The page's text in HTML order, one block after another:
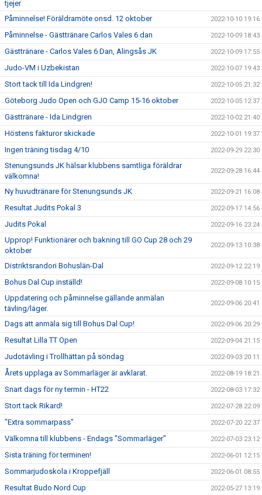
tjejer
Påminnelse! Föräldramöte onsd. 12 oktober 2022-10-10 19:16
Påminnelse - Gästtränare Carlos Vales 6 dan 2022-10-09 18:43
Gästtränare - Carlos Vales 6 Dan, Alingsås JK 2022-10-09 17:55
Judo-VM i Uzbekistan 2022-10-07 19:43
Stort tack till Ida Lindgren! 2022-10-05 21:32
Göteborg Judo Open och GJO Camp 15-16 oktober 2022-10-05 12:37
Gästtränare - Ida Lindgren 2022-10-02 21:40
Höstens fakturor skickade 2022-10-01 19:37
Ingen träning tisdag 4/10 2022-09-29 22:30
Stenungsunds JK hälsar klubbens samtliga föräldrar
välkomna!
2022-09-28 16:44
Ny huvudtränare för Stenungsunds JK 2022-09-21 16:08
Resultat Judits Pokal 3 2022-09-17 14:56
Judits Pokal 2022-09-16 23:24
Upprop! Funktionärer och bakning till GO Cup 28 och 29
oktober
2022-09-13 10:38
Distriktsrandori Bohuslän-Dal 2022-09-12 22:19
Bohus Dal Cup inställd! 2022-09-08 10:15
Uppdatering och påminnelse gällande anmälan
tävling/läger.
2022-09-06 20:41
Dags att anmäla sig till Bohus Dal Cup! 2022-09-06 20:29
Resultat Lilla TT Open 2022-09-04 21:15
Judotävling i Trollhättan på söndag 2022-09-03 20:11
Årets upplaga av Sommarläger är avklarat. 2022-08-19 18:21
Snart dags för ny termin - HT22 2022-08-03 17:32
Stort tack Rikard! 2022-07-28 22:09
"Extra sommarpass" 2022-07-20 22:37
Välkomna till klubbens - Endags "Sommarläger" 2022-07-03 23:12
Sista träning för terminen! 2022-06-01 12:15
Sommarjudoskola i Kroppefjäll 2022-06-01 08:55
Resultat Budo Nord Cup 2022-05-27 13:19